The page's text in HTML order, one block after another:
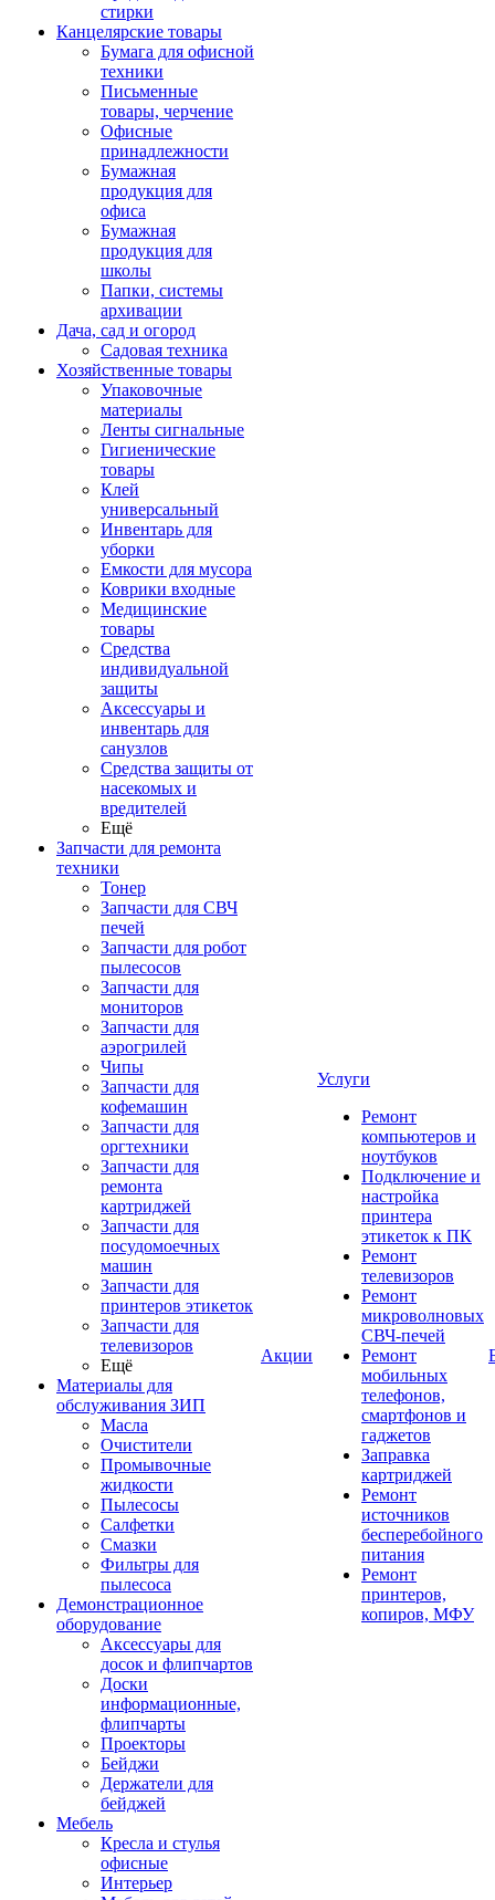
стирки
Канцелярские товары
Бумага для офисной
техники
Письменные
товары, черчение
Офисные
принадлежности
Бумажная
продукция для
офиса
Бумажная
продукция для
школы
Папки, системы
архивации
Дача, сад и огород
Садовая техника
Хозяйственные товары
Упаковочные
материалы
Ленты сигнальные
Гигиенические
товары
Клей
универсальный
Инвентарь для
уборки
Емкости для мусора
Коврики входные
Медицинские
товары
Средства
индивидуальной
защиты
Аксессуары и
инвентарь для
санузлов
Средства защиты от
насекомых и
вредителей
Ещё
Запчасти для ремонта
техники
Тонер
Запчасти для СВЧ
печей
Запчасти для робот
пылесосов
Запчасти для
мониторов
Запчасти для
аэрогрилей
Чипы
Запчасти для
кофемашин
Запчасти для
оргтехники
Запчасти для
ремонта
картриджей
Запчасти для
посудомоечных
машин
Запчасти для
принтеров этикеток
Запчасти для
телевизоров
Ещё
Материалы для
обслуживания ЗИП
Масла
Очистители
Промывочные
жидкости
Пылесосы
Салфетки
Смазки
Фильтры для
пылесоса
Демонстрационное
оборудование
Аксессуары для
досок и флипчартов
Доски
информационные,
флипчарты
Проекторы
Бейджи
Держатели для
бейджей
Мебель
Кресла и стулья
офисные
Интерьер
Акции
Услуги
Ремонт
компьютеров и
ноутбуков
Подключение и
настройка
принтера
этикеток к ПК
Ремонт
телевизоров
Ремонт
микроволновых
СВЧ-печей
Ремонт
мобильных
телефонов,
смартфонов и
гаджетов
Заправка
картриджей
Ремонт
источников
бесперебойного
питания
Ремонт
принтеров,
копиров, МФУ